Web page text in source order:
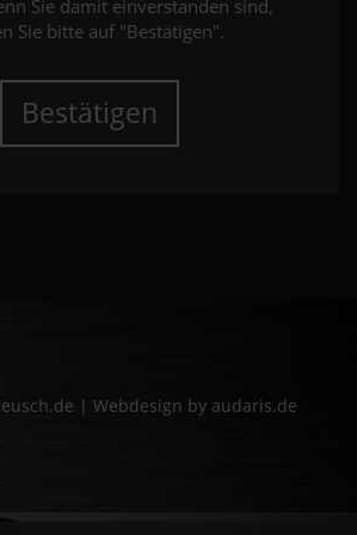
Sie damit einverstanden sind,
Sie bitte auf "Bestätigen".
Bestätigen
| Webdesign by audaris.de